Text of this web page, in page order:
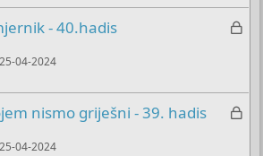
n
ou
n
o
Z
u
- 40.hadis
25-04-2024
Z
nismo griješni - 39. hadis
25-04-2024